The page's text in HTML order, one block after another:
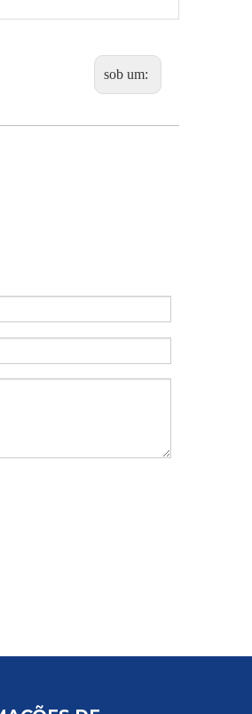
sob um: